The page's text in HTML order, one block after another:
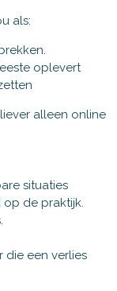
als:
oplevert
liever alleen online
situaties
de praktijk.
die een verlies